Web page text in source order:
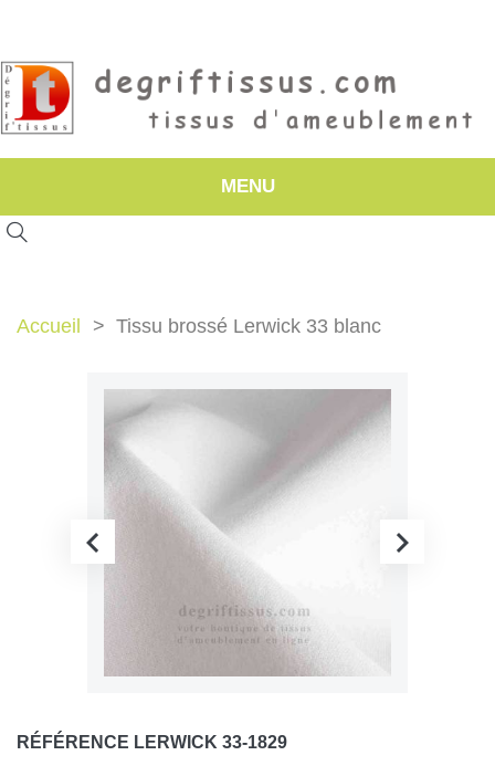
MENU
Accueil Tissu brossé Lerwick 33 blanc
RÉFÉRENCE LERWICK 33-1829